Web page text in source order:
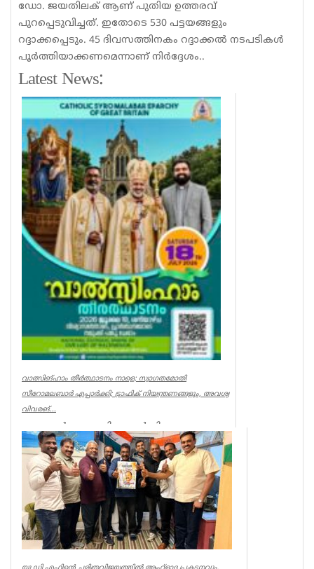
ഡോ. ജയതിലക് ആണ് പുതിയ ഉത്തരവ്
പുറപ്പെടുവിച്ചത്. ഇതോടെ 530 പട്ടയങ്ങളും
റദ്ദാക്കപ്പെടും. 45 ദിവസത്തിനകം റദ്ദാക്കൽ നടപടികൾ
പൂർത്തിയാക്കണമെന്നാണ് നിർദ്ദേശം..
Latest News:
വാത്സിങ്ഹാം തീർത്ഥാടനം നാളെ; സ്വാഗതമോതി
സീറോമലബാർ എപ്പാർക്കി; ട്രാഫിക് നിയന്ത്രണങ്ങളും, അവശ്യ
വിവരങ്...
അപ്പച്ചൻ കണ്ണഞ്ചിറ വാൽസിങ്ങാം: ആഗോള
തലത്തിൽ മരിയൻ പുണ്യകേന്ദ്രങ്ങളിൽ
ഏറെ വിഖ്യാതവും, അനുഗ്രഹങ്ങള...
Uncategorized